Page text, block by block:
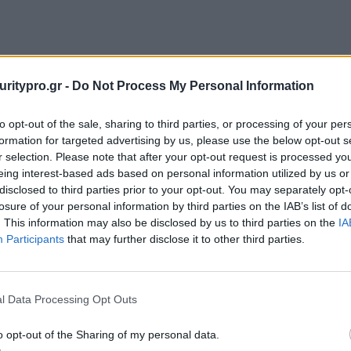
- Do Not Process My Personal Information
opt-out of the sale, sharing to third parties, or processing of your
for targeted advertising by us, please use the below opt-out
selection. Please note that after your opt-out request is processed
interest-based ads based on personal information utilized by us
to third parties prior to your opt-out. You may separately
of your personal information by third parties on the IAB’s list of
This information may also be disclosed by us to third parties on the
Participants that may further disclose it to other third parties.
Data Processing Opt Outs
opt-out of the Sharing of my personal data.
μετά το
να
για την
των
σας
Δείκτης Ετοιμότητας
Κυβερνοασφάλειας
μικρομεσαίων
2026: Αυξημένη
εμπιστοσύνη αλλά
ανησυχία για την ΤΝ